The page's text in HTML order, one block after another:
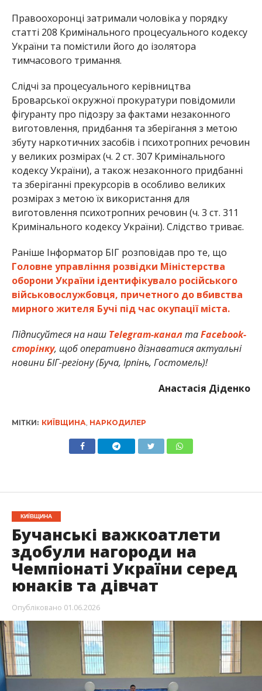
Правоохоронці затримали чоловіка у порядку
статті 208 Кримінального процесуального кодексу
України та помістили його до ізолятора
тимчасового тримання.
Слідчі за процесуального керівництва
Броварської окружної прокуратури повідомили
фігуранту про підозру за фактами незаконного
виготовлення, придбання та зберігання з метою
збуту наркотичних засобів і психотропних речовин
у великих розмірах (ч. 2 ст. 307 Кримінального
кодексу України), а також незаконного придбанні
та зберіганні прекурсорів в особливо великих
розмірах з метою їх використання для
виготовлення психотропних речовин (ч. 3 ст. 311
Кримінального кодексу України). Слідство триває.
Раніше Інформатор БІГ розповідав про те, що
Головне управління розвідки Міністерства
оборони України ідентифікувало російського
військовослужбовця, причетного до вбивства
мирного жителя Бучі під час окупації міста.
Підписуйтеся на наш Telegram-каналтаFacebook-
сторінку, щоб оперативно дізнаватися актуальні
новини БІГ-регіону (Буча, Ірпінь, Гостомель)!
Анастасія Діденко
МІТКИ: КИЇВЩИНА, НАРКОДИЛЕР
КИЇВЩИНА
Бучанські важкоатлети
здобули нагороди на
Чемпіонаті України серед
юнаків та дівчат
Опубліковано 01.06.2026